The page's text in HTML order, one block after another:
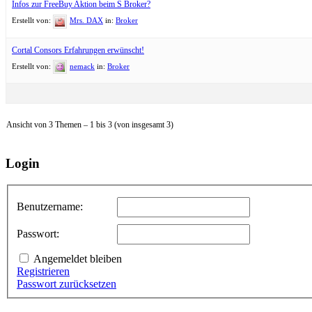
Infos zur FreeBuy Aktion beim S Broker?
Erstellt von: Mrs. DAX in: Broker
Cortal Consors Erfahrungen erwünscht!
Erstellt von: nemack in: Broker
Ansicht von 3 Themen – 1 bis 3 (von insgesamt 3)
Login
Benutzername:
Passwort:
Angemeldet bleiben
Registrieren
Passwort zurücksetzen